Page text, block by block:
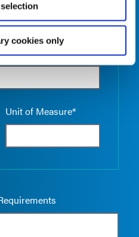
cookies only
Unit of Measure*